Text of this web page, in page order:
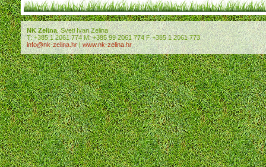
NK Zelina, Sveti Ivan Zelina
T: +385 1 2061 774 M: +385 99 2061 774 F +385 1 2061 773
info@nk-zelina.hr|www.nk-zelina.hr